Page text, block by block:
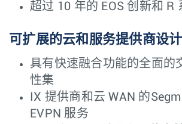
超过 10 年的 EOS 创新和 R
可扩展的云和服务提供商设计
具有快速融合功能的全面的
性集
IX 提供商和云 WAN 的
EVPN 服务